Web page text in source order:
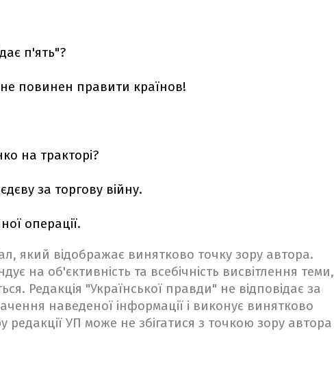
п'ять"?
повинен правити країнов!
на тракторі?
за торгову війну.
операції.
який відображає винятково точку зору автора.
на об'єктивність та всебічність висвітлення теми,
Редакція "Української правди" не відповідає за
наведеної інформації і виконує винятково
редакції УП може не збігатися з точкою зору автора